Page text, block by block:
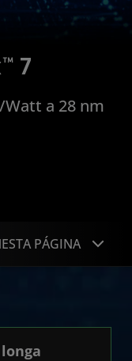
7
a 28 nm
PÁGINA
de produtos